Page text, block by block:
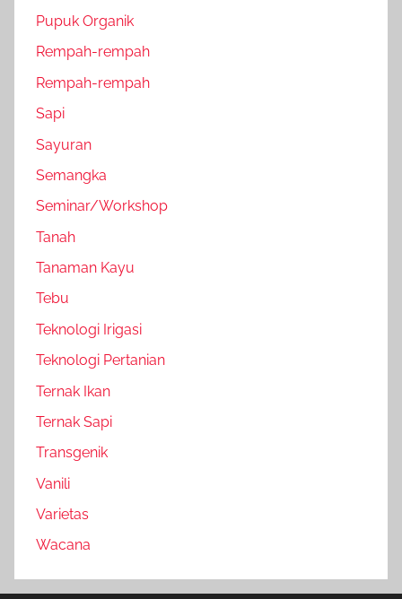
Pupuk Organik
Rempah-rempah
Rempah-rempah
Sapi
Sayuran
Semangka
Seminar/Workshop
Tanah
Tanaman Kayu
Tebu
Teknologi Irigasi
Teknologi Pertanian
Ternak Ikan
Ternak Sapi
Transgenik
Vanili
Varietas
Wacana